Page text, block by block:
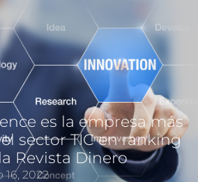
es la empresa más
sector TIC en ranking
Revista Dinero
16, 2022